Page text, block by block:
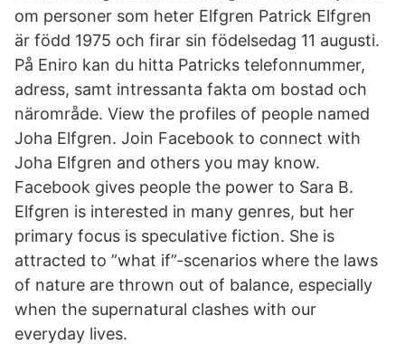
om personer som heter Elfgren Patrick Elfgren
är född 1975 och firar sin födelsedag 11 augusti.
På Eniro kan du hitta Patricks telefonnummer,
adress, samt intressanta fakta om bostad och
närområde. View the profiles of people named
Joha Elfgren. Join Facebook to connect with
Joha Elfgren and others you may know.
Facebook gives people the power to Sara B.
Elfgren is interested in many genres, but her
primary focus is speculative fiction. She is
attracted to ”what if”-scenarios where the laws
of nature are thrown out of balance, especially
when the supernatural clashes with our
everyday lives.